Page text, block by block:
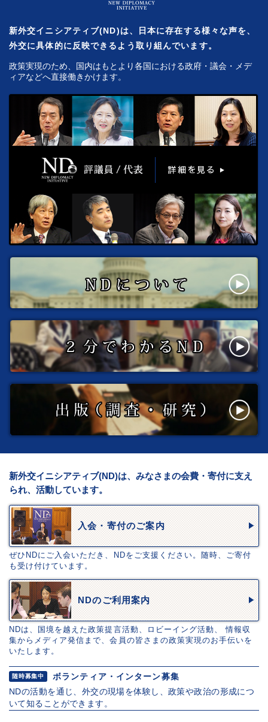
新外交イニシアティブ(ND)は、日本に存在する様々な声を、
外交に具体的に反映できるよう取り組んでいます。
政策実現のため、国内はもとより各国における政府・議会・メデ
ィアなどへ直接働きかけます。
新外交イニシアティブ(ND)は、みなさまの会費・寄付に支え
られ、活動しています。
入会・寄付のご案内
ぜひNDにご入会いただき、NDをご支援ください。随時、ご寄付
も受け付けています。
NDのご利用案内
NDは、国境を越えた政策提言活動、ロビーイング活動、 情報収
集からメディア発信まで、会員の皆さまの政策実現のお手伝いを
いたします。
随時募集中
ボランティア・インターン募集
NDの活動を通じ、外交の現場を体験し、政策や政治の形成につ
いて知ることができます。